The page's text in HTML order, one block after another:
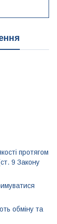
протягом
9 Закону
обміну та